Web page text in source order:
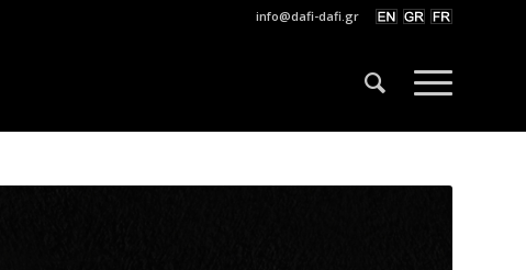
info@dafi-dafi.gr